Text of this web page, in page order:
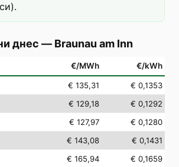
днес — Braunau am Inn
€/MWh €/kWh
€ 135,31
€ 0,1353
€ 129,18
€ 0,1292
€ 127,97
€ 0,1280
€ 143,08
€ 0,1431
€ 165,94
€ 0,1659